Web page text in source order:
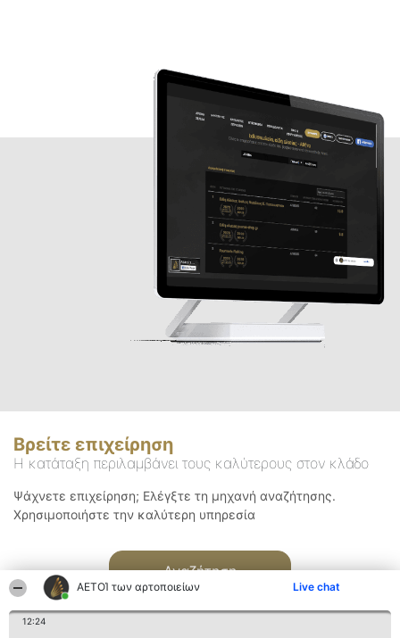
ΑΕΤΟΊ των αρτοποιείων Live chat
12:24
Βρείτε επιχείρηση
Η κατάταξη περιλαμβάνει τους καλύτερους στον κλάδο
Ψάχνετε επιχείρηση; Ελέγξτε τη μηχανή αναζήτησης.
Χρησιμοποιήστε την καλύτερη υπηρεσία
Αναζήτηση